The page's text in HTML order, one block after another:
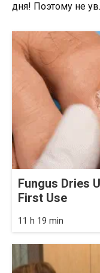
дня! Поэтому не
Fungus Dries
First Use
11 h 19 min